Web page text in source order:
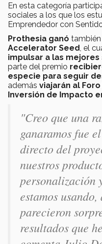
En esta categoría
sociales a los que los
Emprendedor con
Prothesia ganó también
Accelerator Seed , el
impulsar a las
parte del premio
especie para seguir
además viajarán al
Inversión de Impacto
"Creo que una
ganaramos fue
directo del
nuestros
personalización
estamos
parecieron
resultados que